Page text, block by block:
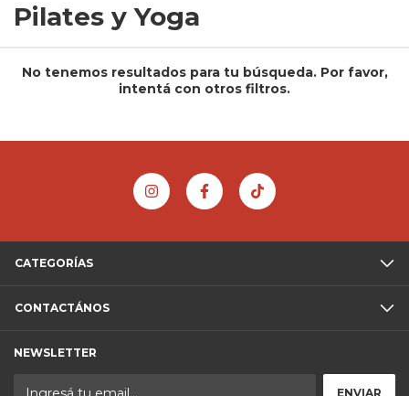
Pilates y Yoga
No tenemos resultados para tu búsqueda. Por favor,
intentá con otros filtros.
CATEGORÍAS
CONTACTÁNOS
NEWSLETTER